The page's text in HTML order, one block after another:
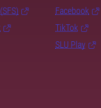
Facebook
TikTok
SLU Play